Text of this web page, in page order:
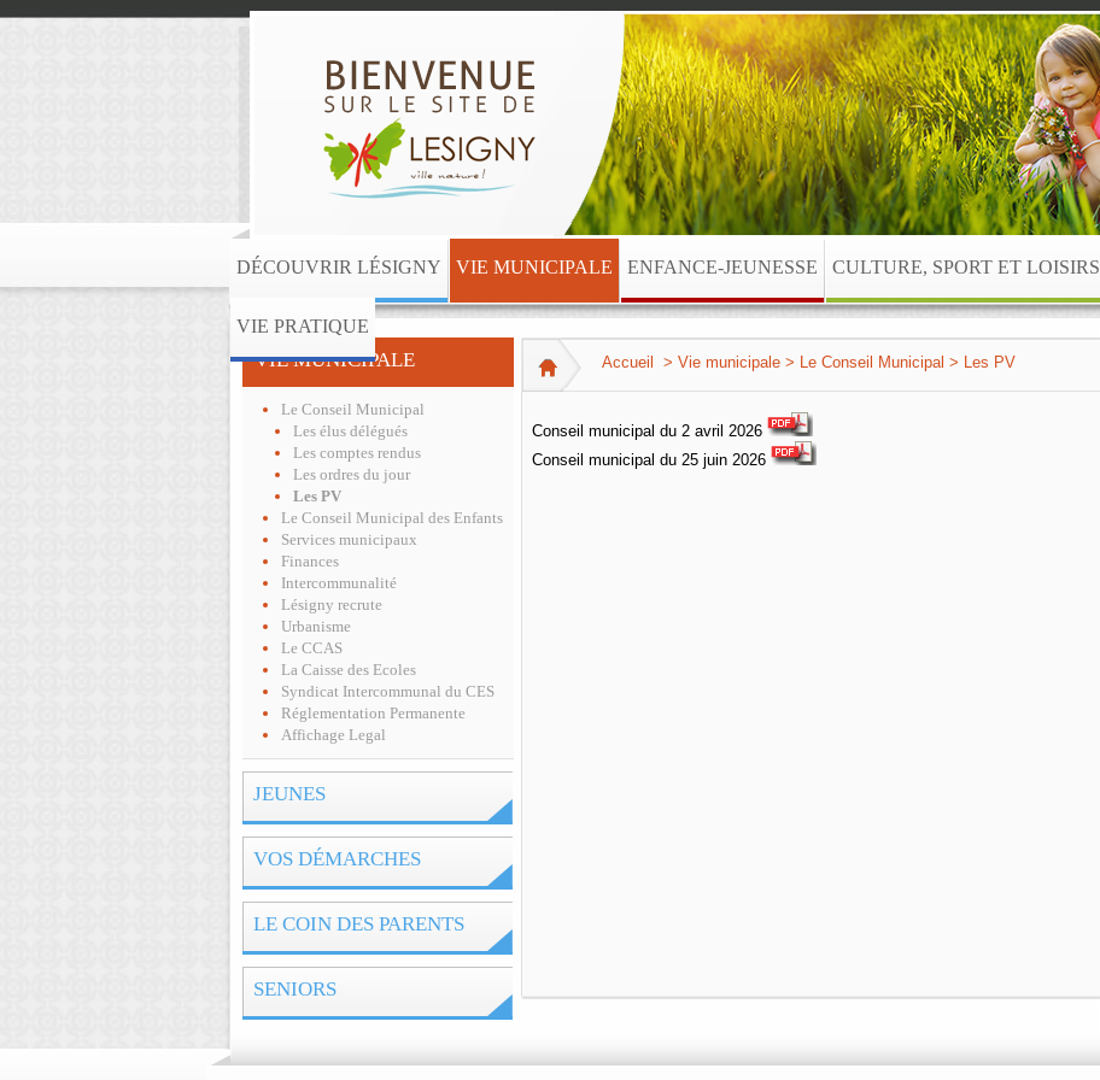
DÉCOUVRIR LÉSIGNY VIE MUNICIPALE ENFANCE-JEUNESSE CULTURE, SPORT ET LOISIRS
VIE PRATIQUE
VIE MUNICIPALE
Le Conseil Municipal
Les élus délégués
Les comptes rendus
Les ordres du jour
Les PV
Le Conseil Municipal des Enfants
Services municipaux
Finances
Intercommunalité
Lésigny recrute
Urbanisme
Le CCAS
La Caisse des Ecoles
Syndicat Intercommunal du CES
Réglementation Permanente
Affichage Legal
JEUNES
VOS DÉMARCHES
LE COIN DES PARENTS
SENIORS
Accueil > Vie municipale > Le Conseil Municipal > Les PV
Conseil municipal du 2 avril 2026
Conseil municipal du 25 juin 2026